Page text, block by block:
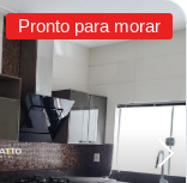
Pronto para morar